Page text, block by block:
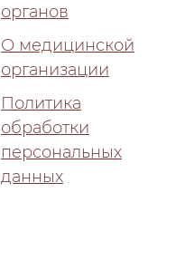
органов
О медицинской
организации
Политика
обработки
персональных
данных